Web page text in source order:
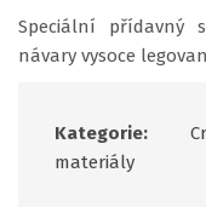
Speciální přídavný
návary vysoce
Kategorie:
materiály